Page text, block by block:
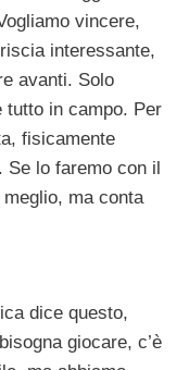
vincere,
interessante,
avanti. Solo
tutto in campo. Per
fisicamente
Se lo faremo con il
ma conta
dice questo,
giocare, c’è